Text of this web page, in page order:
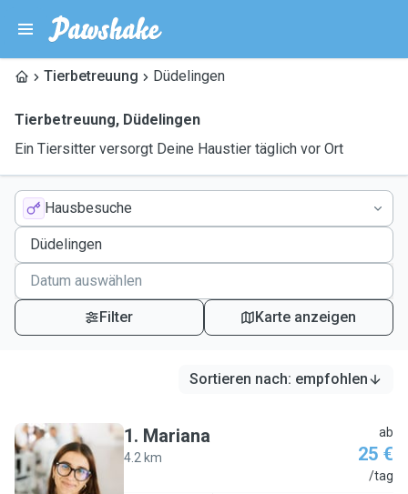
Tierbetreuung Düdelingen
Tierbetreuung, Düdelingen
Ein Tiersitter versorgt Deine Haustier täglich vor Ort
Hausbesuche
Filter Karte anzeigen
Sortieren nach: empfohlen
M
1. Mariana
4.2 km
ab
25 €
/tag